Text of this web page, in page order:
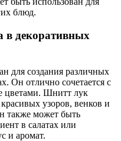
блюд.
в декоративных
для создания различных
Он отлично сочетается с
цветами. Шнитт лук
узоров, венков и
также может быть
в салатах или
и аромат.